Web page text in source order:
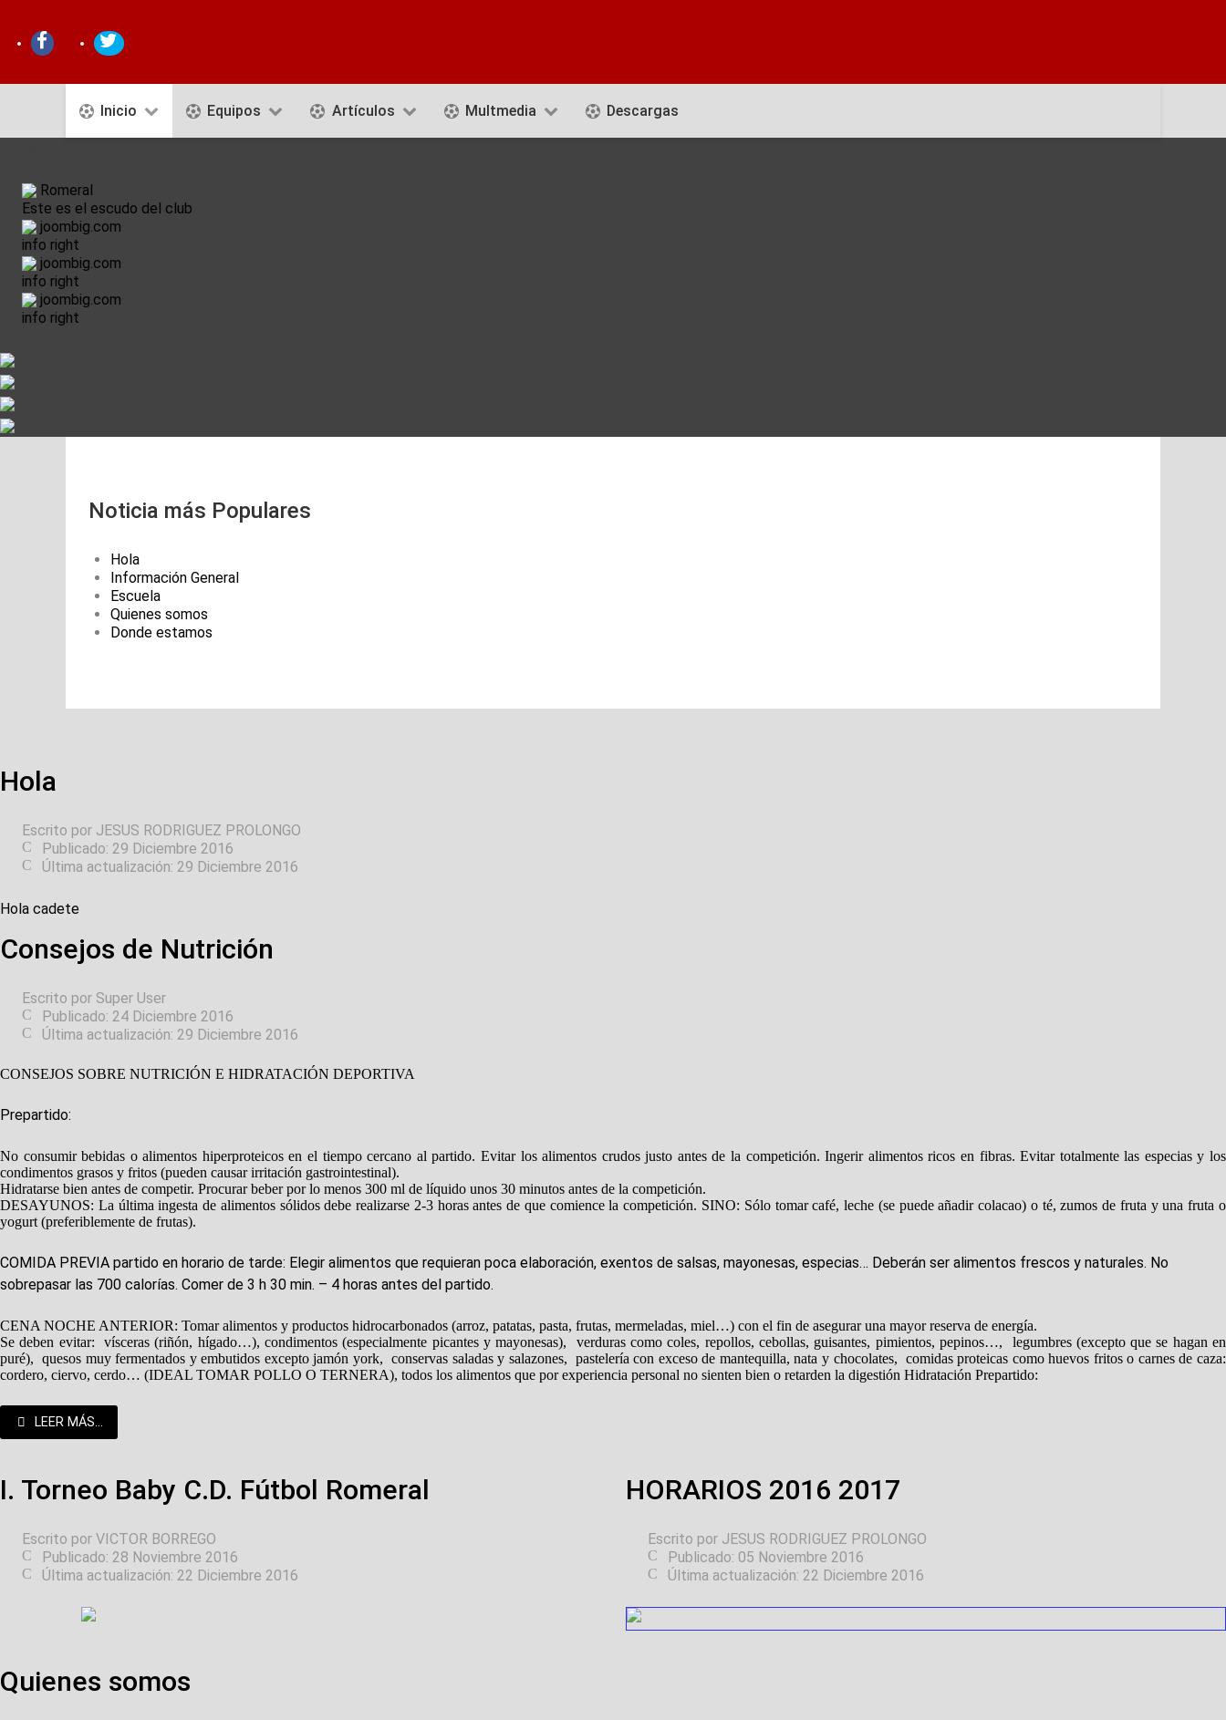
Inicio Equipos Artículos Multmedia Descargas
Romeral
Este es el escudo del club
joombig.com
info right
joombig.com
info right
joombig.com
info right
Noticia más Populares
Hola
Información General
Escuela
Quienes somos
Donde estamos
Hola
Escrito por JESUS RODRIGUEZ PROLONGO
Publicado: 29 Diciembre 2016
Última actualización: 29 Diciembre 2016
Hola cadete
Consejos de Nutrición
Escrito por Super User
Publicado: 24 Diciembre 2016
Última actualización: 29 Diciembre 2016
CONSEJOS SOBRE NUTRICIÓN E HIDRATACIÓN DEPORTIVA
Prepartido:
No consumir bebidas o alimentos hiperproteicos en el tiempo cercano al partido. Evitar los alimentos crudos justo antes de la competición. Ingerir alimentos ricos en fibras. Evitar totalmente las especias y los
condimentos grasos y fritos (pueden causar irritación gastrointestinal).
Hidratarse bien antes de competir. Procurar beber por lo menos 300 ml de líquido unos 30 minutos antes de la competición.
DESAYUNOS: La última ingesta de alimentos sólidos debe realizarse 2-3 horas antes de que comience la competición. SINO: Sólo tomar café, leche (se puede añadir colacao) o té, zumos de fruta y una fruta o
yogurt (preferiblemente de frutas).
COMIDA PREVIA partido en horario de tarde: Elegir alimentos que requieran poca elaboración, exentos de salsas, mayonesas, especias… Deberán ser alimentos frescos y naturales. No
sobrepasar las 700 calorías. Comer de 3 h 30 min. – 4 horas antes del partido.
CENA NOCHE ANTERIOR: Tomar alimentos y productos hidrocarbonados (arroz, patatas, pasta, frutas, mermeladas, miel…) con el fin de asegurar una mayor reserva de energía.
Se deben evitar: vísceras (riñón, hígado…), condimentos (especialmente picantes y mayonesas), verduras como coles, repollos, cebollas, guisantes, pimientos, pepinos…, legumbres (excepto que se hagan en
puré), quesos muy fermentados y embutidos excepto jamón york, conservas saladas y salazones, pastelería con exceso de mantequilla, nata y chocolates, comidas proteicas como huevos fritos o carnes de caza:
cordero, ciervo, cerdo… (IDEAL TOMAR POLLO O TERNERA), todos los alimentos que por experiencia personal no sienten bien o retarden la digestión Hidratación Prepartido:
LEER MÁS...
I. Torneo Baby C.D. Fútbol Romeral
Escrito por VICTOR BORREGO
Publicado: 28 Noviembre 2016
Última actualización: 22 Diciembre 2016
HORARIOS 2016 2017
Escrito por JESUS RODRIGUEZ PROLONGO
Publicado: 05 Noviembre 2016
Última actualización: 22 Diciembre 2016
Quienes somos